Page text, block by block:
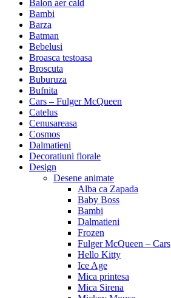
Balon aer cald
Bambi
Barza
Batman
Bebelusi
Broasca testoasa
Broscuta
Buburuza
Bufnita
Cars – Fulger McQueen
Catelus
Cenusareasa
Cosmos
Dalmatieni
Decoratiuni florale
Design
Desene animate
Alba ca Zapada
Baby Boss
Bambi
Dalmatieni
Frozen
Fulger McQueen – Cars
Hello Kitty
Ice Age
Mica printesa
Mica Sirena